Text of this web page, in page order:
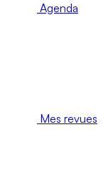
Agenda
Mes revues